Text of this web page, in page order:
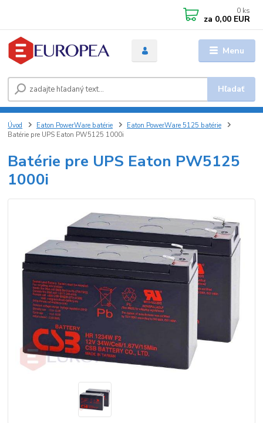
Menu
Hľadať
0 ks
za 0,00 EUR
Úvod Eaton PowerWare batérie
Eaton PowerWare 5125 batérie
Batérie pre UPS Eaton PW5125 1000i
Batérie pre UPS Eaton PW5125
1000i